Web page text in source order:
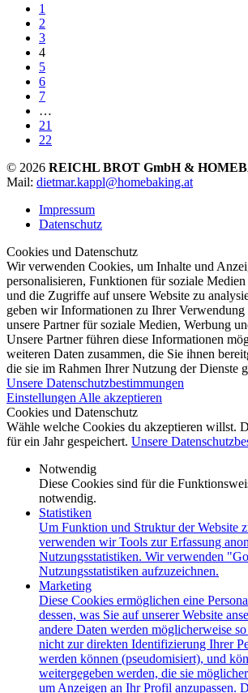
1
2
3
4
5
6
7
…
21
22
© 2026 REICHL BROT GmbH &
Mail: dietmar.kappl@homebaking.at
Impressum
Datenschutz
Cookies und Datenschutz
Wir verwenden Cookies, um Inhalte und
personalisieren, Funktionen für soziale
und die Zugriffe auf unsere Website zu
geben wir Informationen zu Ihrer Verwendung
unsere Partner für soziale Medien, Werbung
Unsere Partner führen diese Informationen
weiteren Daten zusammen, die Sie ihnen
die sie im Rahmen Ihrer Nutzung der Dienste
Unsere Datenschutzbestimmungen
Einstellungen Alle akzeptieren
Cookies und Datenschutz
Wähle welche Cookies du akzeptieren willst.
für ein Jahr gespeichert. Unsere
Notwendig
Diese Cookies sind für die
notwendig.
Statistiken
Um Funktion und Struktur der Website
verwenden wir Tools zur Erfassung
Nutzungsstatistiken. Wir verwenden
Nutzungsstatistiken aufzuzeichnen.
Marketing
Diese Cookies ermöglichen eine
dessen, was Sie auf unserer Website
andere Daten werden möglicherweise
nicht zur direkten Identifizierung Ihrer
werden können (pseudomisiert), und
weitergegeben werden, die sie
um Anzeigen an Ihr Profil anzupassen.